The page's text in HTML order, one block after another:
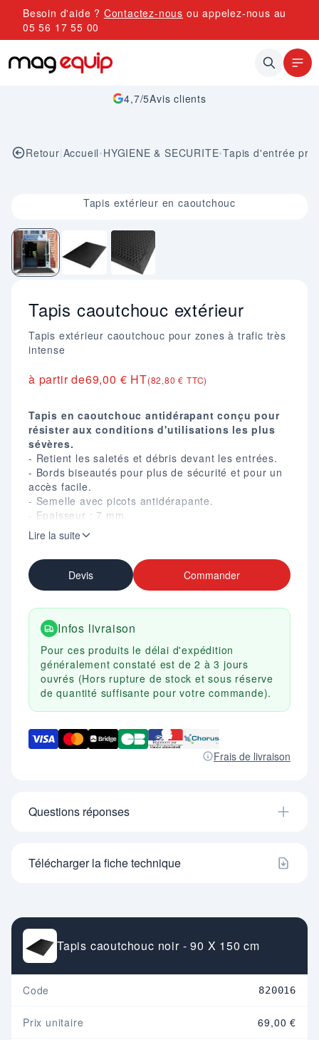
Allez au contenu
Besoin d'aide ? Contactez-nous ou appelez-nous au
05 56 17 55 00
4,7/5Avis clients
Retour|Accueil•HYGIENE & SECURITE•Tapis d'entrée
Image 1 sur 3Tapis extérieur en caoutchouc
Tapis caoutchouc extérieur
Tapis extérieur caoutchouc pour zones à trafic très
intense
à partir de69,00 € HT(82,80 € TTC)
Tapis en caoutchouc antidérapant conçu pour
résister aux conditions d'utilisations les plus
sévères.
- Retient les saletés et débris devant les entrées.
- Bords biseautés pour plus de sécurité et pour un
accès facile.
- Semelle avec picots antidérapante.
- Epaisseur : 7 mm.
- Poids : 6,7 kg par m².
- Coloris noir.
Lire la suite
Devis Commander
Infos livraison
Pour ces produits le délai d'expédition
généralement constaté est de 2 à 3 jours
ouvrés (Hors rupture de stock et sous réserve
de quantité suffisante pour votre commande).
Frais de livraison
Questions réponses
Télécharger la fiche technique
Tapis caoutchouc noir - 90 X 150 cm
Code 820016
Prix unitaire 69,00 €